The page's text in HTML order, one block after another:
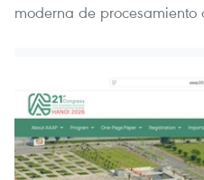
moderna de procesamiento